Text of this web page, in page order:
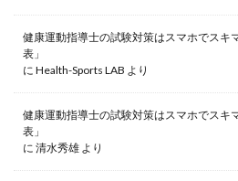
健康運動指導士の試験対策はスマホでスキ
表」
に Health-Sports LAB より
健康運動指導士の試験対策はスマホでスキ
表」
に 清水秀雄 より